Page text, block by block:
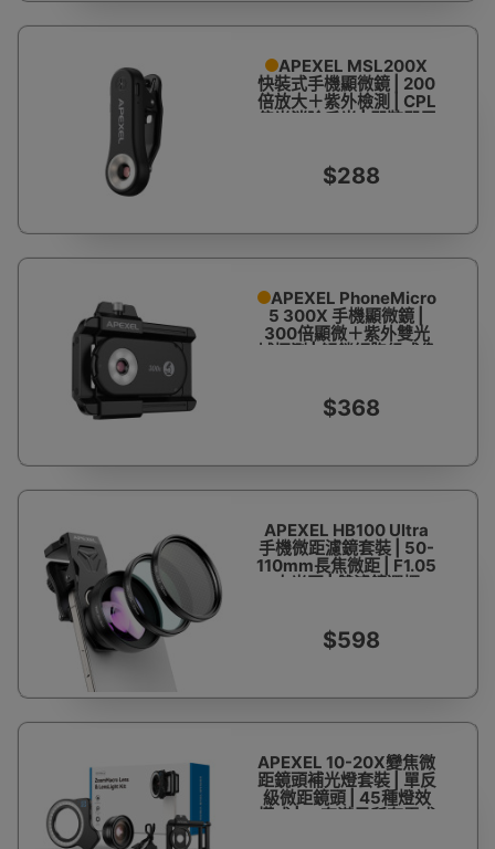
APEXEL MSL200X
快裝式手機顯微鏡 | 200
倍放大＋紫外檢測 | CPL
偏光消除反光 | 即裝即用
$288
APEXEL PhoneMicro
5 300X 手機顯微鏡 |
300倍顯微＋紫外雙光
域探測 | 解鎖細胞級成像
$368
APEXEL HB100 Ultra
手機微距濾鏡套裝 | 50-
110mm長焦微距 | F1.05
大光圈 | 雙濾鏡選擇
$598
APEXEL 10-20X變焦微
距鏡頭補光燈套裝 | 單反
級微距鏡頭 | 45種燈效
模式 | 一套滿足所有需求